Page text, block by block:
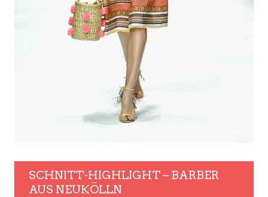
SCHNITT-HIGHLIGHT – BARBER
AUS NEUKÖLLN